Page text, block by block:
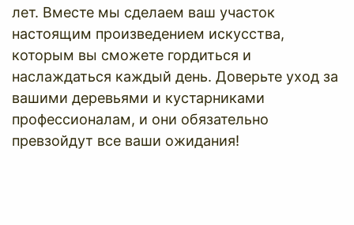
лет. Вместе мы сделаем ваш участок
настоящим произведением искусства,
которым вы сможете гордиться и
наслаждаться каждый день. Доверьте уход за
вашими деревьями и кустарниками
профессионалам, и они обязательно
превзойдут все ваши ожидания!